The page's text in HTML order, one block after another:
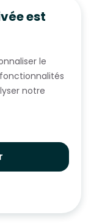
est
le
notre